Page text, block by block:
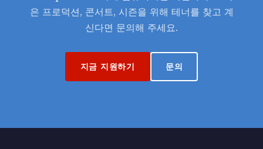
은 프로덕션, 콘서트, 시즌을 위해 테너를 찾고 계
신다면 문의해 주세요.
지금 지원하기 문의